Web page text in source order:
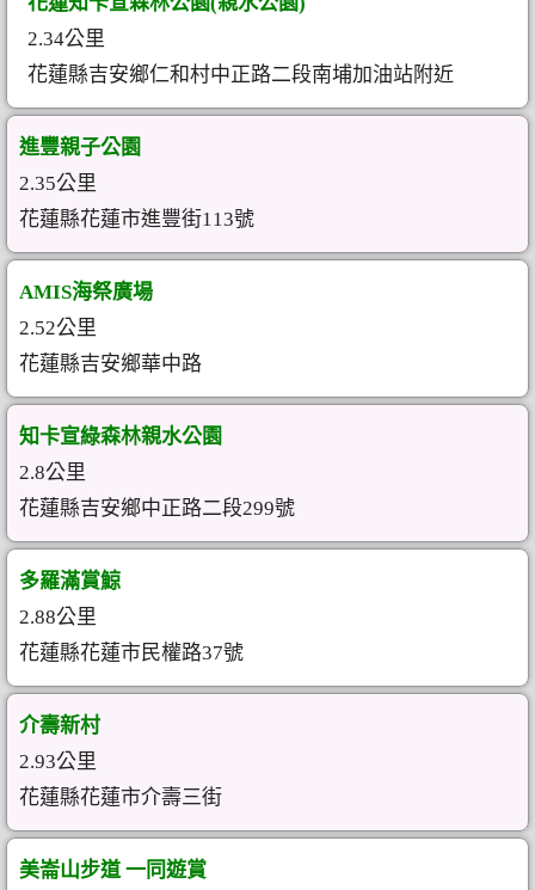
2.34公里
花蓮縣吉安鄉仁和村中正路二段南埔加油站附近
進豐親子公園
2.35公里
花蓮縣花蓮市進豐街113號
AMIS海祭廣場
2.52公里
花蓮縣吉安鄉華中路
知卡宣綠森林親水公園
2.8公里
花蓮縣吉安鄉中正路二段299號
多羅滿賞鯨
2.88公里
花蓮縣花蓮市民權路37號
介壽新村
2.93公里
花蓮縣花蓮市介壽三街
美崙山步道 一同遊賞